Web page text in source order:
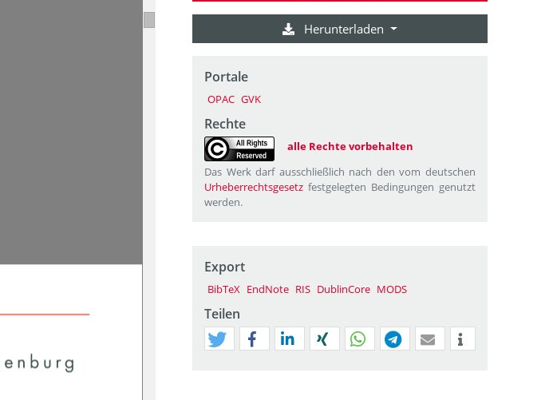
Herunterladen
Portale
OPAC GVK
Rechte
alle Rechte vorbehalten
Das Werk darf ausschließlich nach den vom deutschen
Urheberrechtsgesetz festgelegten Bedingungen genutzt
werden.
Export
BibTeX EndNote RIS DublinCore MODS
Teilen